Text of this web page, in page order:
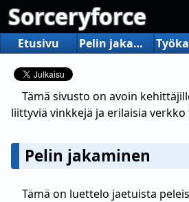
Sorceryforce
Etusivu Pelin jakaminen
Tämä sivusto on avoin
liittyviä vinkkejä ja erilaisia verkko
Pelin jakaminen
Tämä on luettelo jaetuista